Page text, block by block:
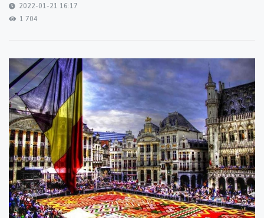
2022-01-21 16:17
1 704